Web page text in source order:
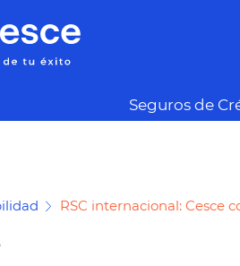
Seguros de
RSC internacional: Cesce